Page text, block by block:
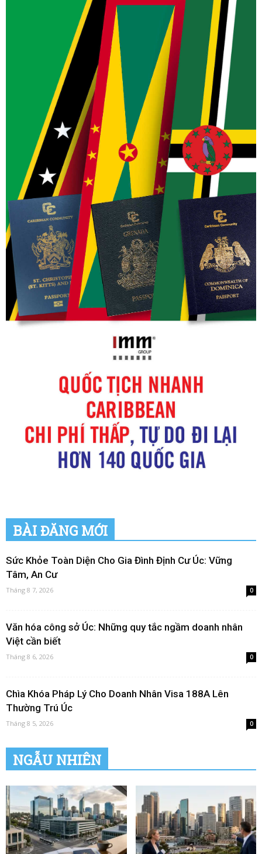
BÀI ĐĂNG MỚI
Sức Khỏe Toàn Diện Cho Gia Đình Định Cư Úc: Vững
Tâm, An Cư
Tháng 8 7, 2026 0
Văn hóa công sở Úc: Những quy tắc ngầm doanh nhân
Việt cần biết
Tháng 8 6, 2026 0
Chìa Khóa Pháp Lý Cho Doanh Nhân Visa 188A Lên
Thường Trú Úc
Tháng 8 5, 2026 0
NGẪU NHIÊN